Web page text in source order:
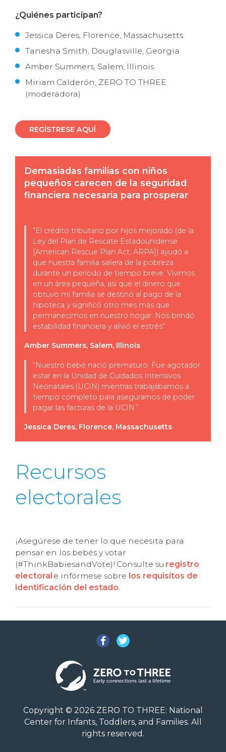
¿Quiénes participan?
Jessica Deres, Florence, Massachusetts
Tanesha Smith, Douglasville, Georgia
Amber Summers, Salem, Illinois
Miriam Calderón, ZERO TO THREE
(moderadora)
REGÍSTRESE AQUÍ
Demasiadas familias con niños
pequeños carecen de la seguridad
financiera necesaria para prosperar
“El crédito tributario por hijos mejorado (de la
Ley del Plan de Rescate Estadounidense
[American Rescue Plan Act, ARPA]) ayudó a
que nuestra familia saliera de la pobreza
durante un período de tiempo breve. Vivimos
en un área pequeña, así que el dinero que
obtuvo mi familia se destinó al pago de la
hipoteca y significó otro mes más que
permanecimos en nuestro hogar. Nos brindó
estabilidad financiera y alivió el estrés“
Amber Summers, Salem, Illinois
“Nuestro bebé nació prematuro. Fue agotador
estar en la Unidad de Cuidados Intensivos
Neonatales (UCIN) mientras trabajábamos a
tiempo completo para asegurarnos de poder
pagar las facturas de la UCIN.”
Jessica Deres, Florence, Massachusetts
Recursos
electorales
¡Asegúrese de tener lo que necesita para
pensar en los bebés y votar
(#ThinkBabiesandVote)! Consulte su registro
electoral e infórmese sobre los requisitos de
identificación del estado
Facebook
Twitter
Copyright © 2026 ZERO TO THREE: National
Center for Infants, Toddlers, and Families. All
rights reserved.